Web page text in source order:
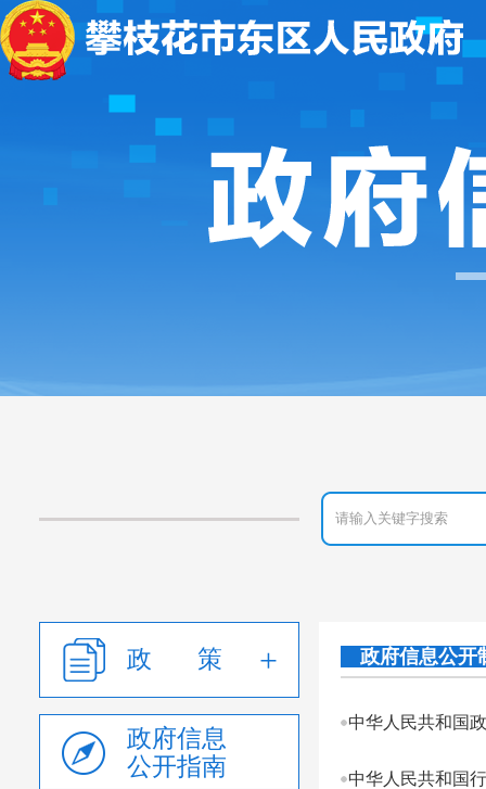
政 策
政府信息
公开指南
政府信息公开
中华人民共和国
中华人民共和国